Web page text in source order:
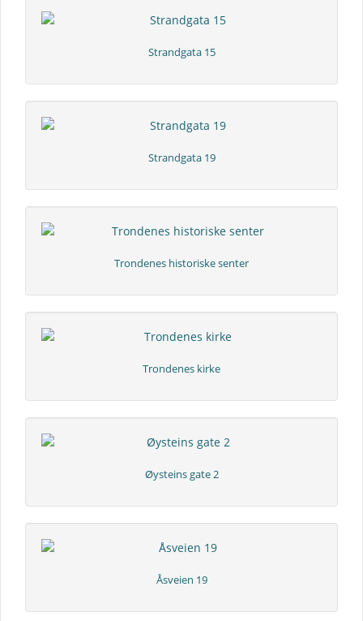
Strandgata 15
Strandgata 19
Trondenes historiske senter
Trondenes kirke
Øysteins gate 2
Åsveien 19